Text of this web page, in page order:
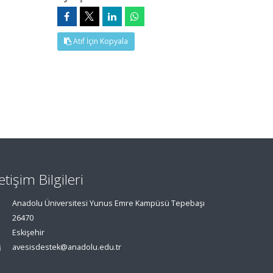
Atıf İçin Kopyala
Bilgileri
Anadolu Üniversitesi Yunus Emre Kampüsü Tepebaşı
26470
Eskişehir
avesisdestek@anadolu.edu.tr